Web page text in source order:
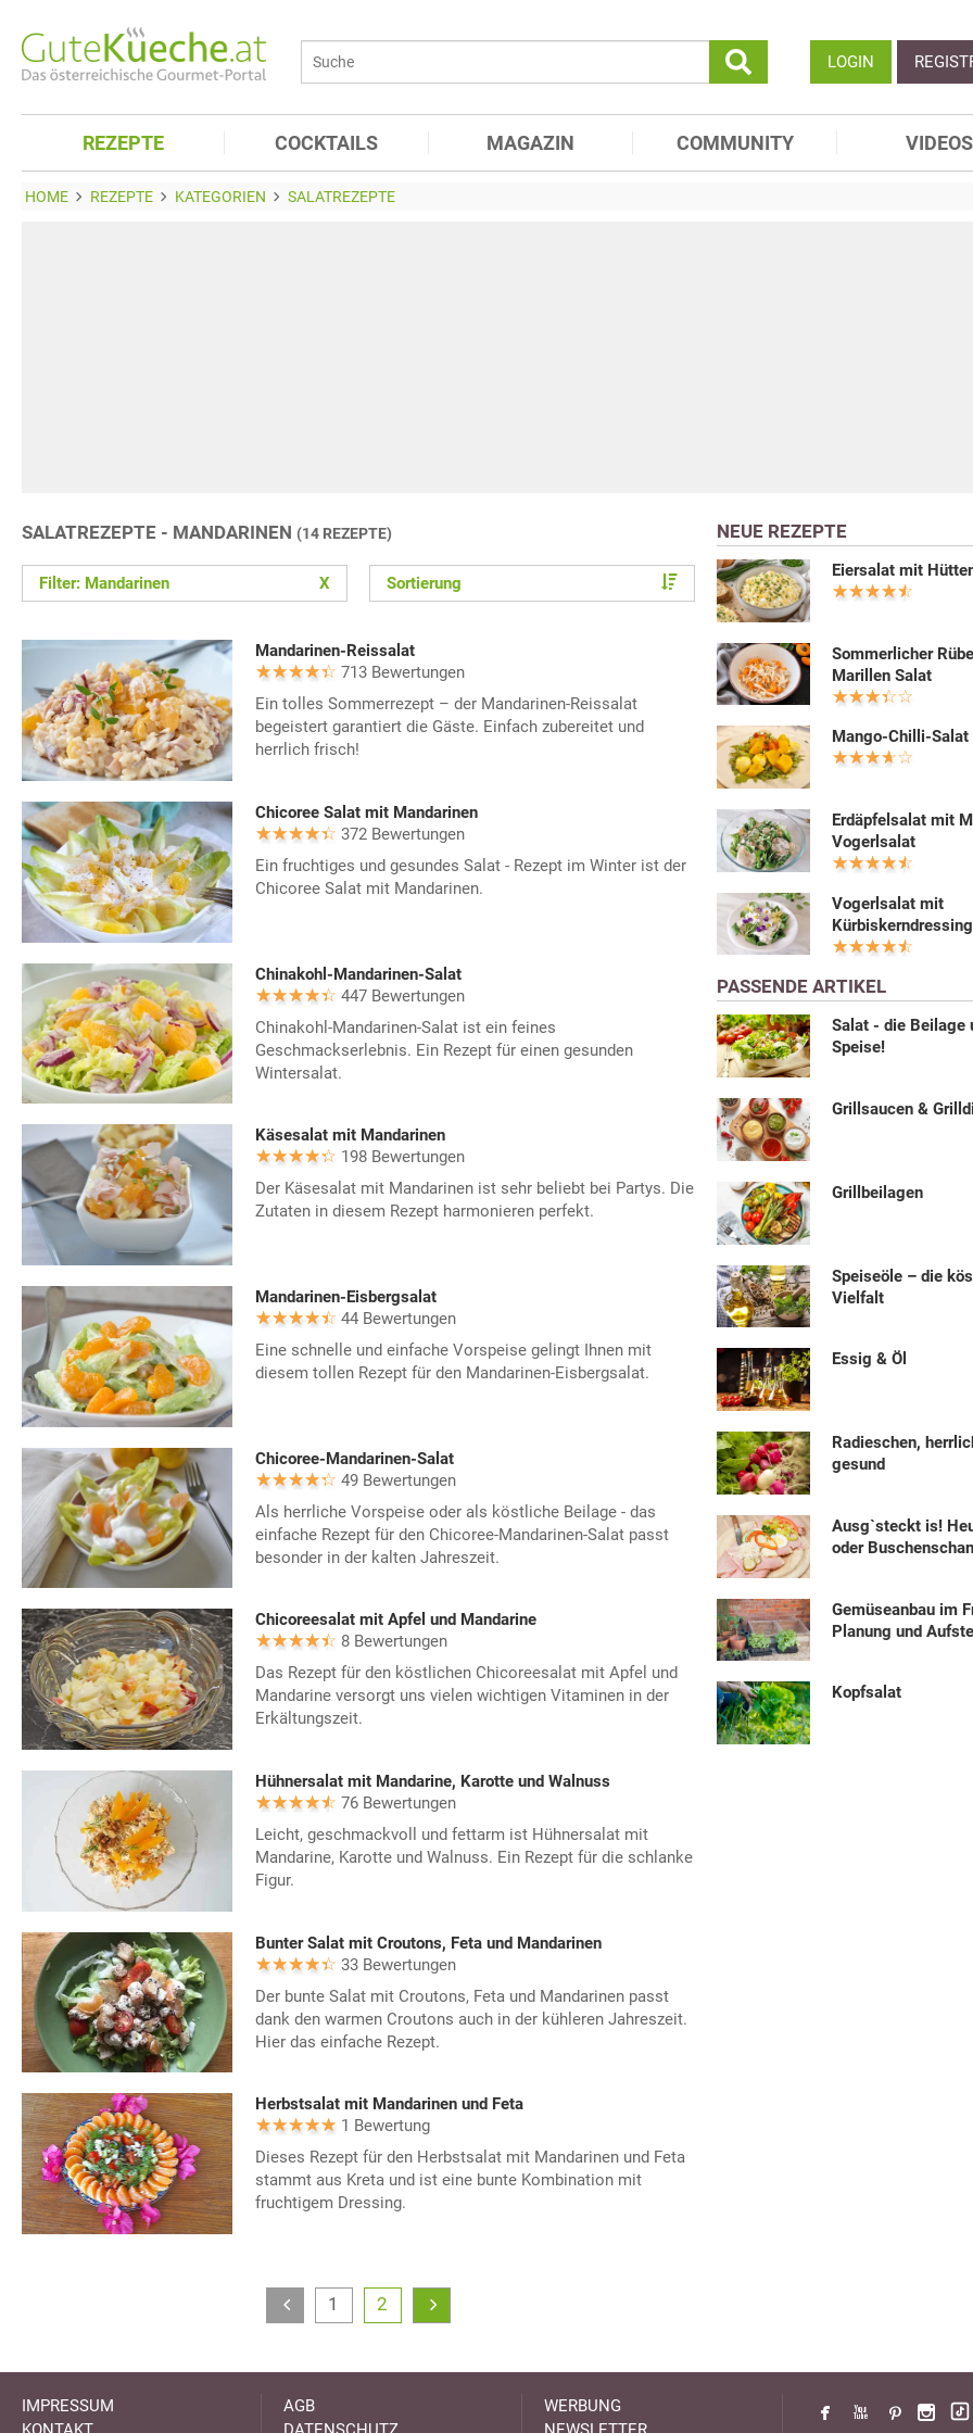
LOGIN
REZEPTE COCKTAILS MAGAZIN COMMUNITY VIDEOS
HOME REZEPTE KATEGORIEN SALATREZEPTE
SALATREZEPTE - MANDARINEN (14 REZEPTE)
Filter: Mandarinen X Sortierung
Mandarinen-Reissalat
713 Bewertungen
Ein tolles Sommerrezept – der Mandarinen-Reissalat
begeistert garantiert die Gäste. Einfach zubereitet und
herrlich frisch!
Chicoree Salat mit Mandarinen
372 Bewertungen
Ein fruchtiges und gesundes Salat - Rezept im Winter ist der
Chicoree Salat mit Mandarinen.
Chinakohl-Mandarinen-Salat
447 Bewertungen
Chinakohl-Mandarinen-Salat ist ein feines
Geschmackserlebnis. Ein Rezept für einen gesunden
Wintersalat.
Käsesalat mit Mandarinen
198 Bewertungen
Der Käsesalat mit Mandarinen ist sehr beliebt bei Partys. Die
Zutaten in diesem Rezept harmonieren perfekt.
Mandarinen-Eisbergsalat
44 Bewertungen
Eine schnelle und einfache Vorspeise gelingt Ihnen mit
diesem tollen Rezept für den Mandarinen-Eisbergsalat.
Chicoree-Mandarinen-Salat
49 Bewertungen
Als herrliche Vorspeise oder als köstliche Beilage - das
einfache Rezept für den Chicoree-Mandarinen-Salat passt
besonder in der kalten Jahreszeit.
Chicoreesalat mit Apfel und Mandarine
8 Bewertungen
Das Rezept für den köstlichen Chicoreesalat mit Apfel und
Mandarine versorgt uns vielen wichtigen Vitaminen in der
Erkältungszeit.
Hühnersalat mit Mandarine, Karotte und Walnuss
76 Bewertungen
Leicht, geschmackvoll und fettarm ist Hühnersalat mit
Mandarine, Karotte und Walnuss. Ein Rezept für die schlanke
Figur.
Bunter Salat mit Croutons, Feta und Mandarinen
33 Bewertungen
Der bunte Salat mit Croutons, Feta und Mandarinen passt
dank den warmen Croutons auch in der kühleren Jahreszeit.
Hier das einfache Rezept.
Herbstsalat mit Mandarinen und Feta
1 Bewertung
Dieses Rezept für den Herbstsalat mit Mandarinen und Feta
stammt aus Kreta und ist eine bunte Kombination mit
fruchtigem Dressing.
1 2
NEUE REZEPTE
Eiersalat mit
Sommerlicher
Marillen Salat
Mango-Chilli-Salat
Erdäpfelsalat mit
Vogerlsalat
Vogerlsalat mit
Kürbiskerndressing
PASSENDE ARTIKEL
Salat - die Beilage
Speise!
Grillsaucen &
Grillbeilagen
Speiseöle – die
Vielfalt
Essig & Öl
Radieschen,
gesund
Ausg`steckt is!
oder
Gemüseanbau im
Planung und
Kopfsalat
IMPRESSUM
AGB
WERBUNG